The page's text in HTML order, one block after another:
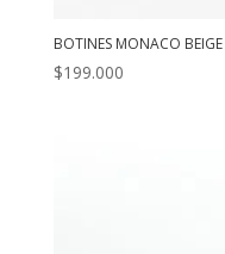
BOTINES MONACO BEIGE
$199.000